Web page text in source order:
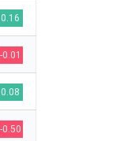
0.16
0.01
0.08
0.50